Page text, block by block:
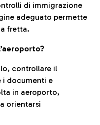
di immigrazione
adeguato permette
fretta.
controllare il
i documenti e
in aeroporto,
orientarsi